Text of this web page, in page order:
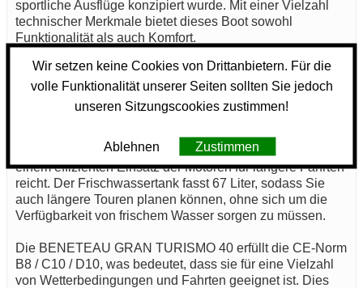
sportliche Ausflüge konzipiert wurde. Mit einer Vielzahl
technischer Merkmale bietet dieses Boot sowohl
Funktionalität als auch Komfort.
Das Baujahr der BENETEAU GRAN TURISMO 40
gewährleistet, dass moderne Standards in die
Konstruktion eingeflossen sind. Ein robustes
Wasser. Die BENETEAU GRAN TURISMO 40 hat einen
Kraftstofftank mit einem Volumen von 2 Litern, was bei
einem effizienten Einsatz der Motoren für längere Fahrten
reicht. Der Frischwassertank fasst 67 Liter, sodass Sie
auch längere Touren planen können, ohne sich um die
Verfügbarkeit von frischem Wasser sorgen zu müssen.
Die BENETEAU GRAN TURISMO 40 erfüllt die CE-Norm
B8 / C10 / D10, was bedeutet, dass sie für eine Vielzahl
von Wetterbedingungen und Fahrten geeignet ist. Dies
Wir setzen keine Cookies von Drittanbietern. Für die
volle Funktionalität unserer Seiten sollten Sie jedoch
unseren Sitzungscookies zustimmen!
Ablehnen Zustimmen